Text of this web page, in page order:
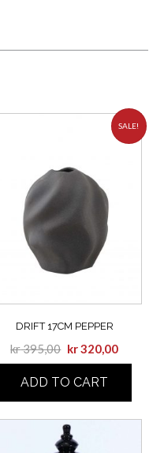
SALE!
DRIFT 17CM PEPPER
kr395,00 kr320,00
ADD TO CART